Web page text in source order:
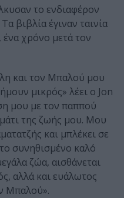
το ενδιαφέρον
βιβλία έγιναν ταινία
χρόνο μετά τον
και τον Μπαλού μου
μικρός» λέει ο Jon
μου με τον παππού
της ζωής μου. Μου
και μπλέκει σε
συνηθισμένο καλό
ζώα, αισθάνεται
αλλά και ευάλωτος
Μπαλού».